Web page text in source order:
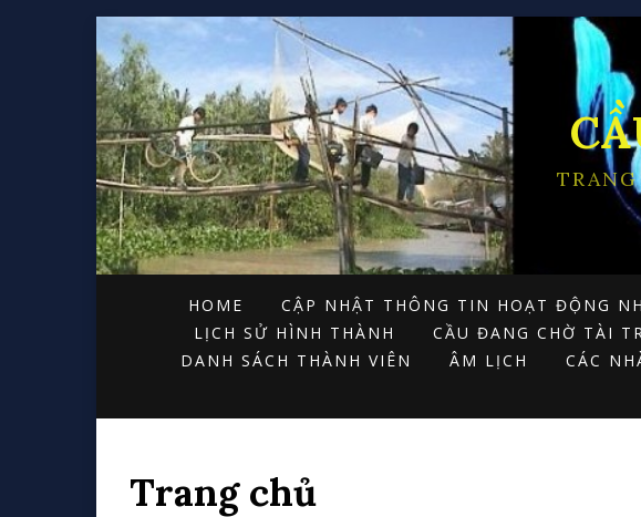
HOME CẬP NHẬT THÔNG TIN HOẠT ĐỘNG
LỊCH SỬ HÌNH THÀNH
CẦU ĐANG CHỜ TÀI
DANH SÁCH THÀNH VIÊN
ÂM LỊCH CÁC
Trang chủ